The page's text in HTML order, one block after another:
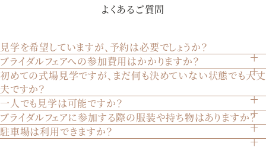
な自然光が、花嫁様をより美しく魅せる。聖歌隊による生
【黒毛和牛コース*忘れられない美食を体験】「あの味が忘れ
られない」と絶賛される美食は、ゲスト想いのおふたりにぴ
ったり。季節毎に旬の食材を取り入れる、ゲスト様への最上
級のおもてなしをご堪能下さい。
よくあるご質問
見学を希望していますが、予約は必要でしょうか？
はい、見学は完全予約制です。ウェブサイトのブライダルフ
ェアページから、または電話でご予約いただけます。
ブライダルフェアへの参加費用はかかりますか？
いいえ、参加は無料です。どなたでも気軽にご参加いただけ
ます。
初めての式場見学ですが、まだ何も決めていない状態でも大丈
夫ですか？
もちろん大丈夫です。初めての見学やまだ決めていない方も
多くいらっしゃいます。実際の会場を見てイメージを膨らま
せることは重要です。安心してお越しください。
一人でも見学は可能ですか？
はい、お一人でもご見学いただけます。ご家族やご兄弟との
見学も歓迎いたします。
ブライダルフェアに参加する際の服装や持ち物はありますか？
特に指定はございません。普段着でお越しいただければ結構
駐車場は利用できますか？
はい、200台収容可能な駐車場をご用意しております。ご自